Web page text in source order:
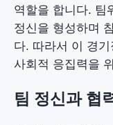
역할을 합니다. 팀
정신을 형성하며
다. 따라서 이 경
사회적 응집력을
팀 정신과 협